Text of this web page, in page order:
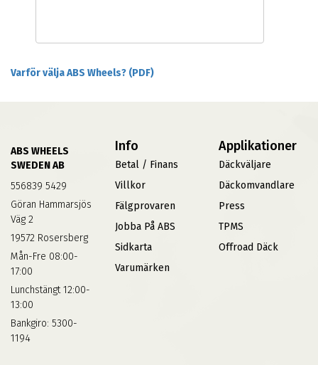
Varför välja ABS Wheels? (PDF)
ABS WHEELS
SWEDEN AB
556839 5429
Göran Hammarsjös
Väg 2
19572 Rosersberg
Mån-Fre 08:00-
17:00
Lunchstängt 12:00-
13:00
Bankgiro: 5300-
1194
Info
Betal / Finans
Villkor
Fälgprovaren
Jobba På ABS
Sidkarta
Varumärken
Applikationer
Däckväljare
Däckomvandlare
Press
TPMS
Offroad Däck